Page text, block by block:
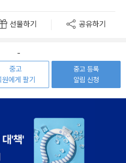
선물하기 공유하기
-
중고
원에게 팔기
중고 등록
알림 신청